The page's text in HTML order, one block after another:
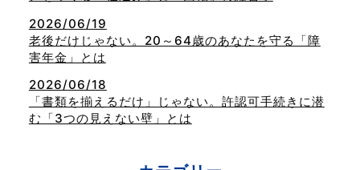
2026/06/19
老後だけじゃない。20～64歳のあなたを守る「障
害年金」とは
2026/06/18
「書類を揃えるだけ」じゃない。許認可手続きに潜
む「3つの見えない壁」とは